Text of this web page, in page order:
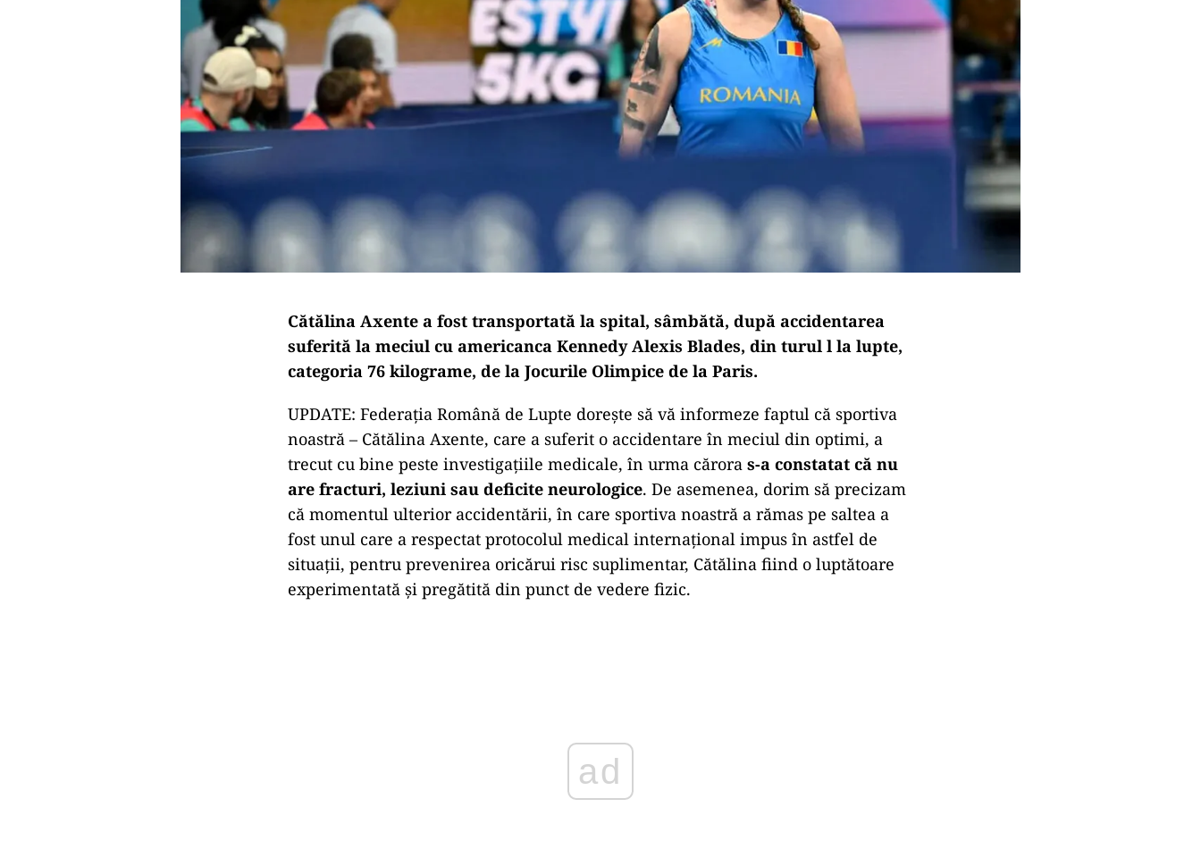
Cătălina Axente a fost transportată la spital, sâmbătă, după accidentarea
suferită la meciul cu americanca Kennedy Alexis Blades, din turul l la lupte,
categoria 76 kilograme, de la Jocurile Olimpice de la Paris.
UPDATE: Federația Română de Lupte dorește să vă informeze faptul că sportiva
noastră – Cătălina Axente, care a suferit o accidentare în meciul din optimi, a
trecut cu bine peste investigațiile medicale, în urma cărora s-a constatat că nu
are fracturi, leziuni sau deficite neurologice. De asemenea, dorim să precizam
că momentul ulterior accidentării, în care sportiva noastră a rămas pe saltea a
fost unul care a respectat protocolul medical internațional impus în astfel de
situații, pentru prevenirea oricărui risc suplimentar, Cătălina fiind o luptătoare
experimentată și pregătită din punct de vedere fizic.
ad